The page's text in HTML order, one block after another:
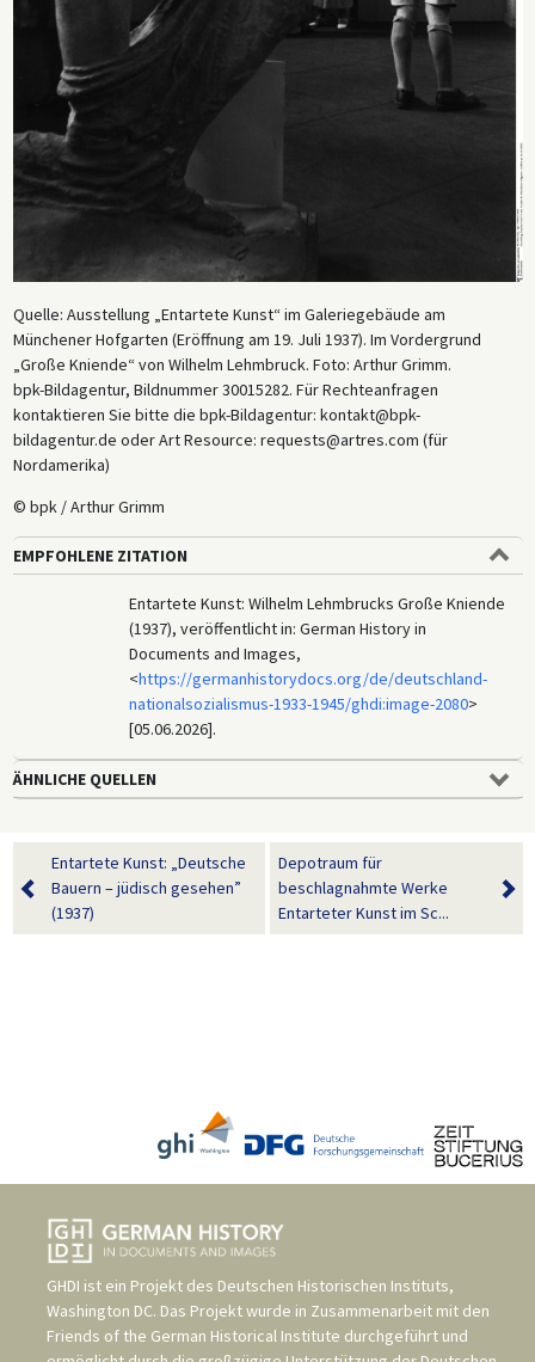
Quelle: Ausstellung „Entartete Kunst“ im Galeriegebäude am
Münchener Hofgarten (Eröffnung am 19. Juli 1937). Im Vordergrund
„Große Kniende“ von Wilhelm Lehmbruck. Foto: Arthur Grimm.
bpk-Bildagentur, Bildnummer 30015282. Für Rechteanfragen
kontaktieren Sie bitte die bpk-Bildagentur: kontakt@bpk-
bildagentur.de oder Art Resource: requests@artres.com (für
Nordamerika)
© bpk / Arthur Grimm
EMPFOHLENE ZITATION
Entartete Kunst: Wilhelm Lehmbrucks Große Kniende
(1937), veröffentlicht in: German History in
Documents and Images,
<https://germanhistorydocs.org/de/deutschland-
nationalsozialismus-1933-1945/ghdi:image-2080>
[05.06.2026].
ÄHNLICHE QUELLEN
Entartete Kunst: „Deutsche
Bauern – jüdisch gesehen”
(1937)
Depotraum für
beschlagnahmte Werke
Entarteter Kunst im Sc...
GHDI ist ein Projekt des Deutschen Historischen Instituts,
Washington DC. Das Projekt wurde in Zusammenarbeit mit den
Friends of the German Historical Institute durchgeführt und